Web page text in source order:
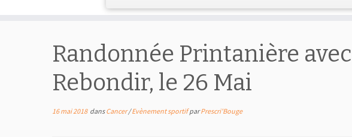
Randonnée Printanière
Rebondir, le 26 Mai
16 mai 2018dansCancer/Evènement sportifparPrescri'Bouge